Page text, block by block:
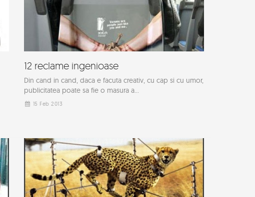
12 reclame ingenioase
Din cand in cand, daca e facuta creativ, cu cap si cu umor,
publicitatea poate sa fie o masura a...
15 Feb 2013